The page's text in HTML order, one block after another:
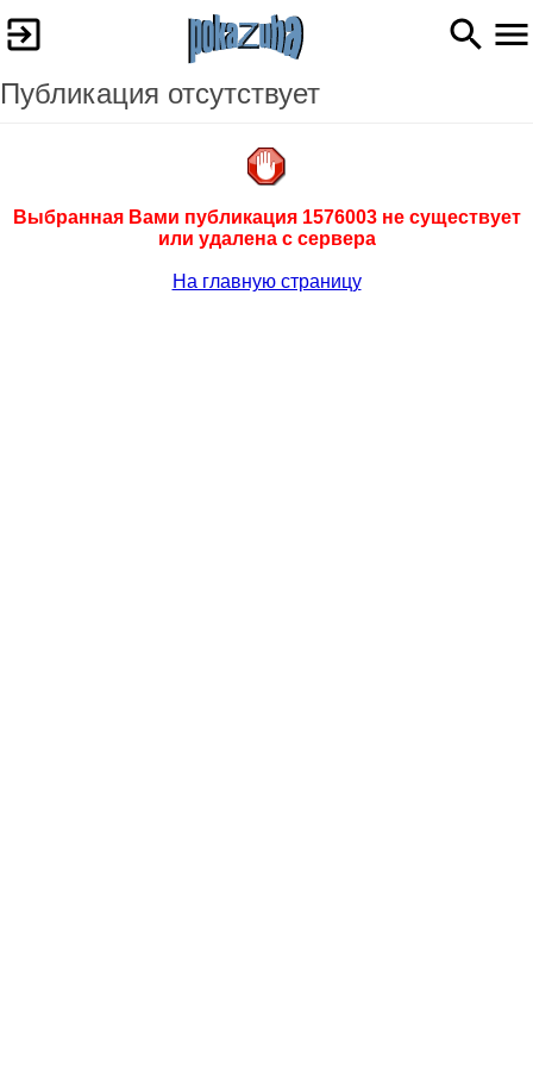
Публикация отсутствует
Выбранная Вами публикация 1576003 не существует
или удалена с сервера
На главную страницу